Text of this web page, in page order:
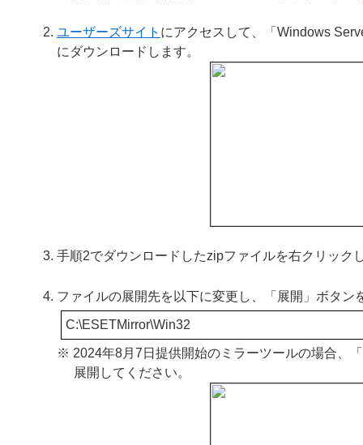
ユーザーズサイト にアクセスして、「Windows
にダウンロードします。
手順2でダウンロードしたzipファイルを右クリック
ファイルの展開先を以下に変更し、「展開」ボタン
C:\ESETMirror\Win32
※ 2024年8月7日提供開始のミラーツールの場合、
展開してください。